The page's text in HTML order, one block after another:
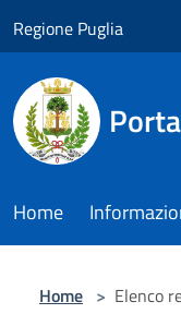
Regione Puglia
Home
Home > Elenco